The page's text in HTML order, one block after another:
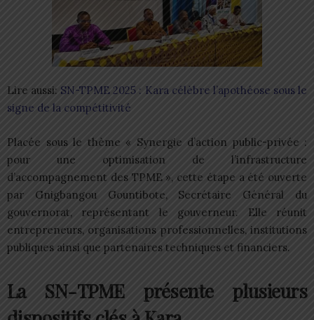
Lire aussi: SN-TPME 2025 : Kara célèbre l’apothéose sous le
signe de la compétitivité
Placée sous le thème « Synergie d’action public-privée :
pour une optimisation de l’infrastructure
d’accompagnement des TPME », cette étape a été ouverte
par Gnigbangou Gountibote, Secrétaire Général du
gouvernorat, représentant le gouverneur. Elle réunit
entrepreneurs, organisations professionnelles, institutions
publiques ainsi que partenaires techniques et financiers.
La SN-TPME présente plusieurs